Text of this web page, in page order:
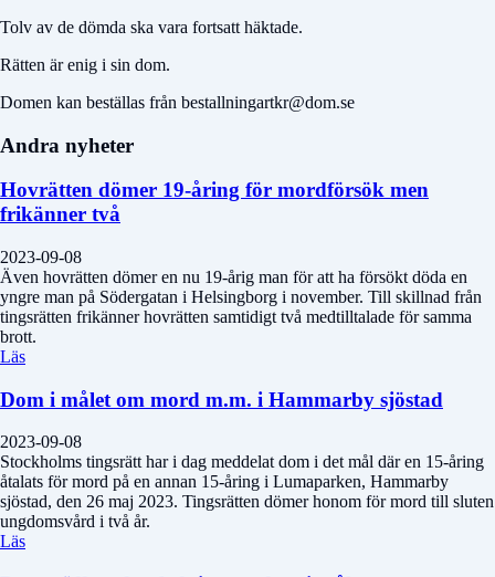
Tolv av de dömda ska vara fortsatt häktade.
Rätten är enig i sin dom.
Domen kan beställas från bestallningartkr@dom.se
Andra nyheter
Hovrätten dömer 19-åring för mordförsök men
frikänner två
2023-09-08
Även hovrätten dömer en nu 19-årig man för att ha försökt döda en
yngre man på Södergatan i Helsingborg i november. Till skillnad från
tingsrätten frikänner hovrätten samtidigt två medtilltalade för samma
brott.
Läs
Dom i målet om mord m.m. i Hammarby sjöstad
2023-09-08
Stockholms tingsrätt har i dag meddelat dom i det mål där en 15-åring
åtalats för mord på en annan 15-åring i Lumaparken, Hammarby
sjöstad, den 26 maj 2023. Tingsrätten dömer honom för mord till sluten
ungdomsvård i två år.
Läs